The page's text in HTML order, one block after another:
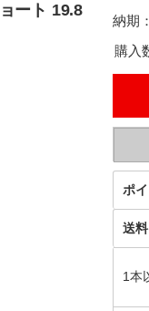
ート 19.8
納期：
購入
ポ
送料
1本